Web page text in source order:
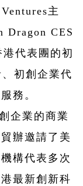
主
Dragon CES
代表團的初
初創企業代
務。
企業的商業
辦邀請了美
構代表多次
最新創新科